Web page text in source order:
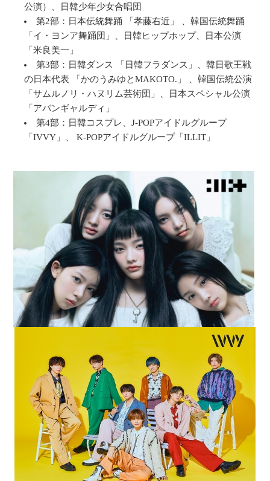
公演）、日韓少年少女合唱団
第2部：日本伝統舞踊 「孝藤右近」 、韓国伝統舞踊
「イ・ヨンア舞踊団」、日韓ヒップホップ、日本公演
「米良美一」
第3部：日韓ダンス 「日韓フラダンス」、韓日歌王戦
の日本代表 「かのうみゆとMAKOTO.」 、韓国伝統公演
「サムルノリ・ハヌリム芸術団」、日本スペシャル公演
「アバンギャルディ」
第4部：日韓コスプレ、J-POPアイドルグループ
「IVVY」、 K-POPアイドルグループ「ILLIT」